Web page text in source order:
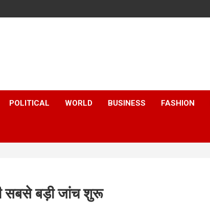
POLITICAL WORLD BUSINESS FASHION
सबसे बड़ी जांच शुरू